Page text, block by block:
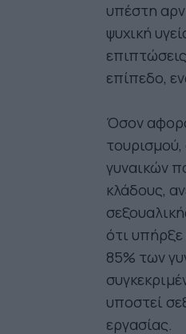
υπέστη
ψυχική
επίπεδο,
Όσον
γυναικών
κλάδους,
ότι
85% των
υποστεί
εργασίας.